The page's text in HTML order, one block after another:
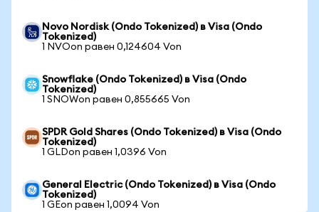
Novo Nordisk (Ondo Tokenized) в Visa (Ondo
Tokenized)
1 NVOon равен 0,124604 Von
Snowflake (Ondo Tokenized) в Visa (Ondo
Tokenized)
1 SNOWon равен 0,855665 Von
SPDR Gold Shares (Ondo Tokenized) в Visa (Ondo
Tokenized)
1 GLDon равен 1,0396 Von
General Electric (Ondo Tokenized) в Visa (Ondo
Tokenized)
1 GEon равен 1,0094 Von